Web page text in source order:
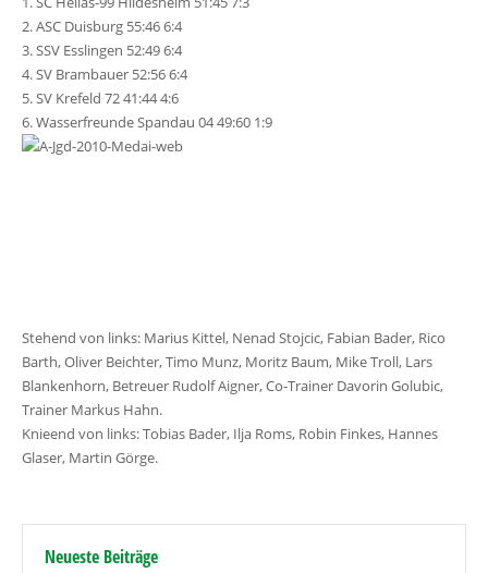
2. ASC Duisburg 55:46 6:4
3. SSV Esslingen 52:49 6:4
4. SV Brambauer 52:56 6:4
5. SV Krefeld 72 41:44 4:6
6. Wasserfreunde Spandau 04 49:60 1:9
Stehend von links: Marius Kittel, Nenad Stojcic, Fabian Bader, Rico
Barth, Oliver Beichter, Timo Munz, Moritz Baum, Mike Troll, Lars
Blankenhorn, Betreuer Rudolf Aigner, Co-Trainer Davorin Golubic,
Trainer Markus Hahn.
Knieend von links: Tobias Bader, Ilja Roms, Robin Finkes, Hannes
Glaser, Martin Görge.
Neueste Beiträge